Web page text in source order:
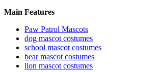
Main Features
Paw Patrol Mascots
dog mascot costumes
school mascot costumes
bear mascot costumes
lion mascot costumes